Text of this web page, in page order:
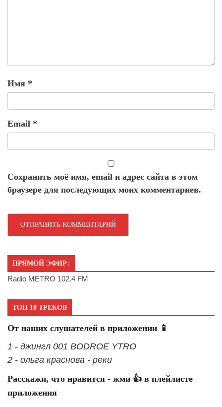
Имя *
Email *
Сохранить моё имя, email и адрес сайта в этом
браузере для последующих моих комментариев.
ПРЯМОЙ ЭФИР:
Radio METRO 102.4 FM
ТОП 10 ТРЕКОВ
От наших слушателей в приложении 📱
1 - джингл 001 BODROE YTRO
2 - ольга краснова - реки
Расскажи, что нравится - жми 👍 в плейлисте
приложения